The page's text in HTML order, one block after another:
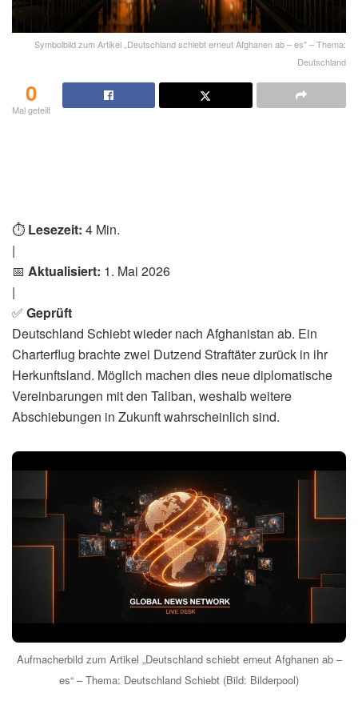
Symbolbild zum Artikel „Deutschland schiebt erneut Afghanen ab – es" – Thema:
Deutschland
0
Mal geteilt
⏱️ Lesezeit: 4 Min.
|
📅 Aktualisiert: 1. Mai 2026
|
✅ Geprüft
Deutschland Schiebt wieder nach Afghanistan ab. Ein
Charterflug brachte zwei Dutzend Straftäter zurück in ihr
Herkunftsland. Möglich machen dies neue diplomatische
Vereinbarungen mit den Taliban, weshalb weitere
Abschiebungen in Zukunft wahrscheinlich sind.
Aufmacherbild zum Artikel „Deutschland schiebt erneut Afghanen ab –
es“ – Thema: Deutschland Schiebt (Bild: Bilderpool)